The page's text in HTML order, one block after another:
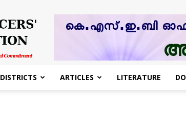
DISTRICTS ARTICLES LITERATURE